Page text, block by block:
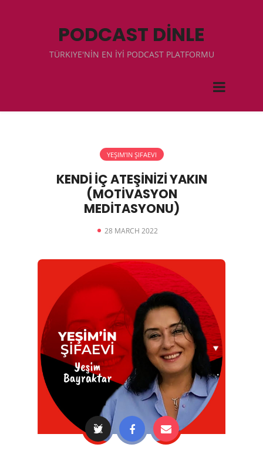
PODCAST DİNLE
TÜRKIYE'NİN EN İYİ PODCAST PLATFORMU
YEŞIM'IN ŞIFAEVI
KENDİ İÇ ATEŞİNİZİ YAKIN
(MOTİVASYON
MEDİTASYONU)
28 MARCH 2022